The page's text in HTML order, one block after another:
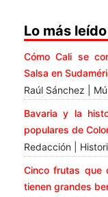
Lo más leído
Cómo Cali se
Salsa en
Raúl Sánchez |
Bavaria y la
populares de
Redacción |
Cinco frutas que
tienen grandes